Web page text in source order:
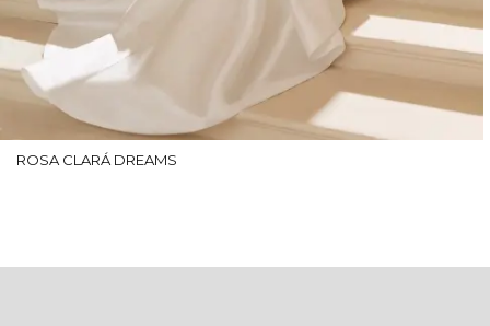
ROSA CLARÁ DREAMS